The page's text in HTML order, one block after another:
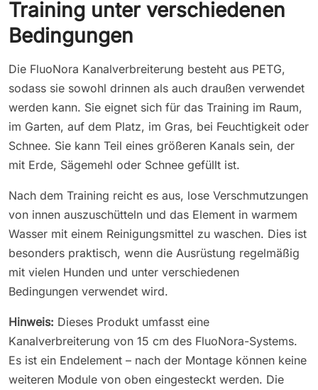
Training unter verschiedenen
Bedingungen
Die FluoNora Kanalverbreiterung besteht aus PETG,
sodass sie sowohl drinnen als auch draußen verwendet
werden kann. Sie eignet sich für das Training im Raum,
im Garten, auf dem Platz, im Gras, bei Feuchtigkeit oder
Schnee. Sie kann Teil eines größeren Kanals sein, der
mit Erde, Sägemehl oder Schnee gefüllt ist.
Nach dem Training reicht es aus, lose Verschmutzungen
von innen auszuschütteln und das Element in warmem
Wasser mit einem Reinigungsmittel zu waschen. Dies ist
besonders praktisch, wenn die Ausrüstung regelmäßig
mit vielen Hunden und unter verschiedenen
Bedingungen verwendet wird.
Hinweis: Dieses Produkt umfasst eine
Kanalverbreiterung von 15 cm des FluoNora-Systems.
Es ist ein Endelement – nach der Montage können keine
weiteren Module von oben eingesteckt werden. Die